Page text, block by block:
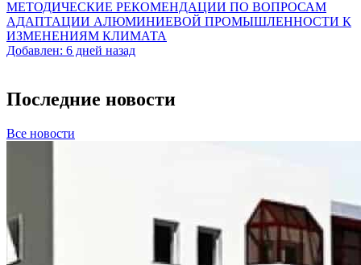
МЕТОДИЧЕСКИЕ РЕКОМЕНДАЦИИ ПО ВОПРОСАМ
АДАПТАЦИИ АЛЮМИНИЕВОЙ ПРОМЫШЛЕННОСТИ К
ИЗМЕНЕНИЯМ КЛИМАТА
Добавлен: 6 дней назад
Последние новости
Все новости